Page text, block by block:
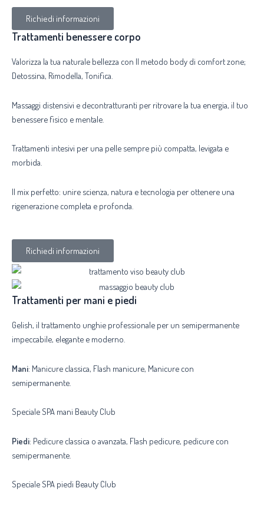
Richiedi informazioni
Trattamenti benessere corpo
Valorizza la tua naturale bellezza con Il metodo body di comfort zone;
Detossina, Rimodella, Tonifica.
Massaggi distensivi e decontratturanti per ritrovare la tua energia, il tuo
benessere fisico e mentale.
Trattamenti intesivi per una pelle sempre più compatta, levigata e
morbida.
Il mix perfetto: unire scienza, natura e tecnologia per ottenere una
rigenerazione completa e profonda.
Richiedi informazioni
Trattamenti per mani e piedi
Gelish, il trattamento unghie professionale per un semipermanente
impeccabile, elegante e moderno.
Mani: Manicure classica, Flash manicure, Manicure con
semipermanente.
Speciale SPA mani Beauty Club
Piedi: Pedicure classica o avanzata, Flash pedicure, pedicure con
semipermanente.
Speciale SPA piedi Beauty Club